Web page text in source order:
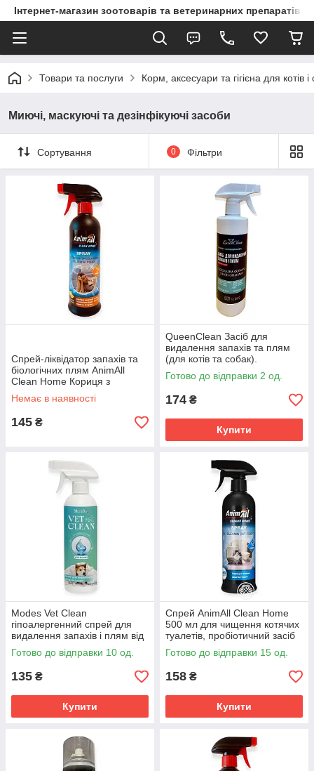
Інтернет-магазин зоотоварів та ветеринарних препаратів
Товари та послуги Корм, аксесуари та гігієна для котів і
Миючі, маскуючі та дезінфікуючі засоби
Сортування 0 Фільтри
Спрей-ліквідатор запахів та
біологічних плям AnimAll
Clean Home Кориця з
апельсином 500 мл,
пробіотичний засіб для
Немає в наявності
145 ₴
QueenClean Засіб для
видалення запахів та плям
(для котів та собак).
Посилена формула 500мл
Готово до відправки 2 од.
174 ₴
Купити
Modes Vet Clean
гіпоалергенний спрей для
видалення запахів і плям від
тварин 500 мл пробіотичний
ліквідатор міток
Готово до відправки 10 од.
135 ₴
Купити
Спрей AnimAll Clean Home
500 мл для чищення котячих
туалетів, пробіотичний засіб
від стійкого запаху та плям
Готово до відправки 15 од.
158 ₴
Купити